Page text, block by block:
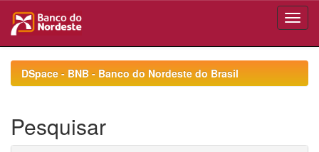
navigationDSpace - BNB - Banco do Nordeste do Brasil
Pesquisar